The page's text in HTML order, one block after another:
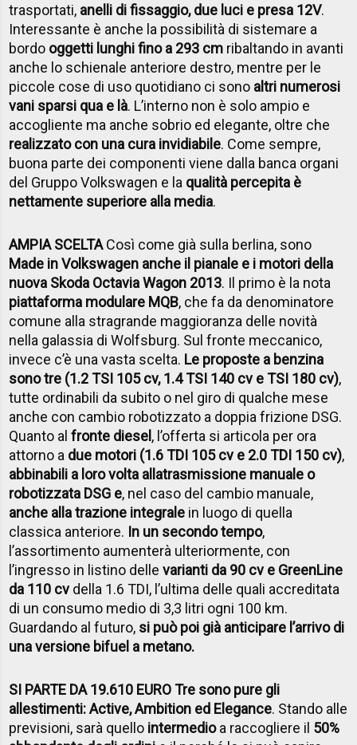
trasportati, anelli di fissaggio, due luci e presa 12V.
Interessante è anche la possibilità di sistemare a
bordo oggetti lunghi fino a 293 cm ribaltando in avanti
anche lo schienale anteriore destro, mentre per le
piccole cose di uso quotidiano ci sono altri numerosi
vani sparsi qua e là. L’interno non è solo ampio e
accogliente ma anche sobrio ed elegante, oltre che
realizzato con una cura invidiabile. Come sempre,
buona parte dei componenti viene dalla banca organi
del Gruppo Volkswagen e la qualità percepita è
nettamente superiore alla media.
AMPIA SCELTACosì come già sulla berlina, sono
Made in Volkswagen anche il pianale e i motori della
nuova Skoda Octavia Wagon 2013. Il primo è la nota
piattaforma modulare MQB, che fa da denominatore
comune alla stragrande maggioranza delle novità
nella galassia di Wolfsburg. Sul fronte meccanico,
invece c’è una vasta scelta. Le proposte a benzina
sono tre (1.2 TSI 105 cv, 1.4 TSI 140 cv e TSI 180 cv),
tutte ordinabili da subito o nel giro di qualche mese
anche con cambio robotizzato a doppia frizione DSG.
Quanto alfronte diesel, l’offerta si articola per ora
attorno a due motori (1.6 TDI 105 cv e 2.0 TDI 150 cv),
abbinabili a loro volta allatrasmissione manuale o
robotizzata DSG e, nel caso del cambio manuale,
anche alla trazione integrale in luogo di quella
classica anteriore. In un secondo tempo,
l’assortimento aumenterà ulteriormente, con
l’ingresso in listino dellevarianti da 90 cv e GreenLine
da 110 cvdella 1.6 TDI, l’ultima delle quali accreditata
di un consumo medio di 3,3 litri ogni 100 km.
Guardando al futuro, si può poi già anticipare l’arrivo di
una versione bifuel a metano.
SI PARTE DA 19.610 EURO Tre sono pure gli
allestimenti: Active, Ambition ed Elegance. Stando alle
previsioni, sarà quello intermedioa raccogliere il 50%